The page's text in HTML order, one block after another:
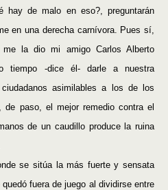
hay de malo en eso?, preguntarán
en una derecha carnívora. Pues sí,
la dio mi amigo Carlos Alberto
tiempo -dice él- darle a nuestra
asimilables a los de los
paso, el mejor remedio contra el
de un caudillo produce la ruina
se sitúa la más fuerte y sensata
fuera de juego al dividirse entre